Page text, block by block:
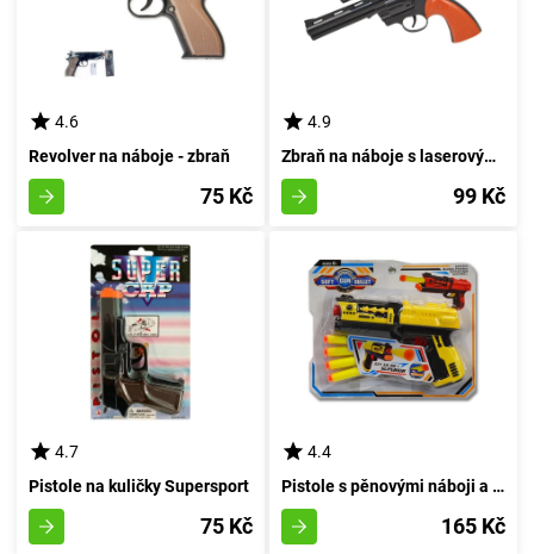
4.6
Revolver na náboje - zbraň
75 Kč
4.9
Zbraň na náboje s laserovým zaměřovačem
99 Kč
4.7
Pistole na kuličky Supersport
75 Kč
4.4
Pistole s pěnovými náboji a přísavkou - rudá
165 Kč